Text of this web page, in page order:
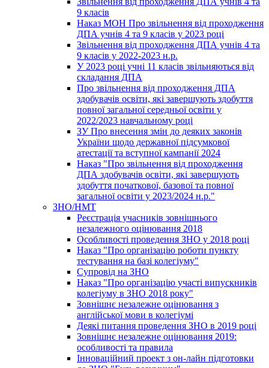
9 класів
Наказ МОН Про звільнення від проходження
ДПА учнів 4 та 9 класів у 2023 році
Звільнення від проходження ДПА учнів 4 та
9 класів у 2022-2023 н.р.
У 2023 році учні 11 класів звільняються від
складання ДПА
Про звільнення від проходження ДПА
здобувачів освіти, які завершують здобуття
повної загальної середньої освіти у
2022/2023 навчальному році
ЗУ Про внесення змін до деяких законів
України щодо державної підсумкової
атестації та вступної кампанії 2024
Наказ "Про звільнення від проходження
ДПА здобувачів освіти, які завершують
здобуття початкової, базової та повної
загальної освіти у 2023/2024 н.р."
ЗНО/НМТ
Реєстрація учасників зовнішнього
незалежного оцінювання 2018
Особливості проведення ЗНО у 2018 році
Наказ "Про організацію роботи пункту
тестування на базі колегіуму"
Супровід на ЗНО
Наказ "Про організацію участі випускників
колегіуму в ЗНО 2018 року"
Зовнішнє незалежне оцінювання з
англійської мови в колегіумі
Деякі питання проведення ЗНО в 2019 році
Зовнішнє незалежне оцінювання 2019:
особливості та правила
Інноваційний проект з он-лайн підготовки